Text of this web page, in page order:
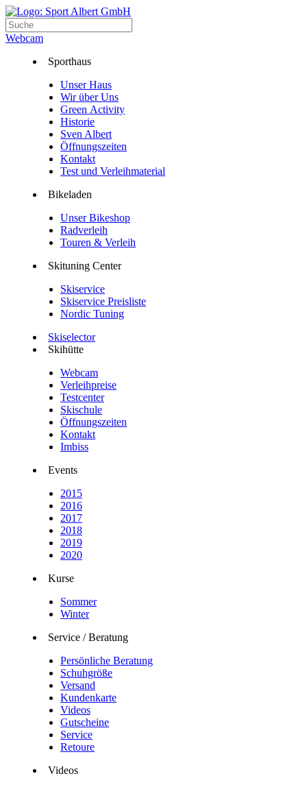
Webcam
Sporthaus
Unser Haus
Wir über Uns
Green Activity
Historie
Sven Albert
Öffnungszeiten
Kontakt
Test und Verleihmaterial
Bikeladen
Unser Bikeshop
Radverleih
Touren & Verleih
Skituning Center
Skiservice
Skiservice Preisliste
Nordic Tuning
Skiselector
Skihütte
Webcam
Verleihpreise
Testcenter
Skischule
Öffnungszeiten
Kontakt
Imbiss
Events
2015
2016
2017
2018
2019
2020
Kurse
Sommer
Winter
Service / Beratung
Persönliche Beratung
Schuhgröße
Versand
Kundenkarte
Videos
Gutscheine
Service
Retoure
Videos